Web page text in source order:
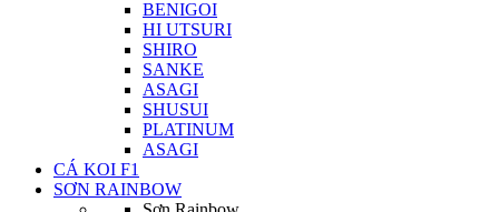
BENIGOI
HI UTSURI
SHIRO
SANKE
ASAGI
SHUSUI
PLATINUM
ASAGI
CÁ KOI F1
SƠN RAINBOW